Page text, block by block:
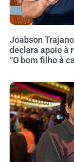
Joabson
declara apoio à
“O bom filho à